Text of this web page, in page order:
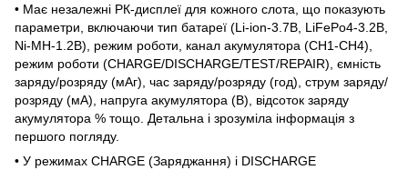
• Має незалежні РК-дисплеї для кожного слота, що показують
параметри, включаючи тип батареї (Li-ion-3.7В, LiFePo4-3.2В,
Ni-MH-1.2В), режим роботи, канал акумулятора (CH1-CH4),
режим роботи (CHARGE/DISCHARGE/TEST/REPAIR), ємність
заряду/розряду (мАг), час заряду/розряду (год), струм заряду/
розряду (мА), напруга акумулятора (В), відсоток заряду
акумулятора % тощо. Детальна і зрозуміла інформація з
першого погляду.
• У режимах CHARGE (Заряджання) і DISCHARGE